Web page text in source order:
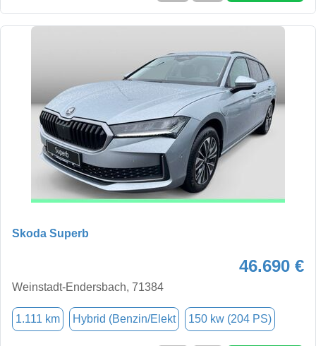
Skoda Superb
46.690 €
Weinstadt-Endersbach, 71384
1.111 km Hybrid (Benzin/Elekt 150 kw (204 PS)